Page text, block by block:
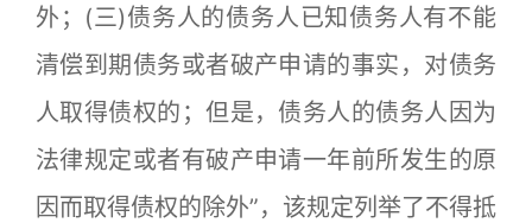
外；(三)债务人的债务人已知债务人有不能
清偿到期债务或者破产申请的事实，对债务
人取得债权的；但是，债务人的债务人因为
法律规定或者有破产申请一年前所发生的原
因而取得债权的除外”，该规定列举了不得抵